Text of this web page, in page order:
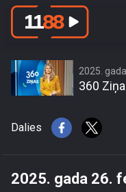
2025.
360
Dalies
2025. gada 26.